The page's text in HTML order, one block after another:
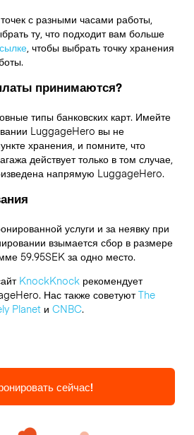
с разными часами работы,
ту, что подходит вам больше
, чтобы выбрать точку хранения
принимаются?
типы банковских карт. Имейте
LuggageHero вы не
хранения, и помните, что
действует только в том случае,
напрямую LuggageHero.
услуги и за неявку при
взымается сбор в размере
59.95SEK за одно место.
KnockKnockрекомендует
Нас также советуютThe
Planetи CNBC.
сейчас!